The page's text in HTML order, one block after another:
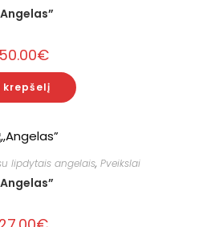
50.00€
krepšelį
lipdytais angelais, Pveikslai